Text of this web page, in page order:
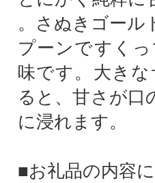
。さぬきゴール
プーンですく
味です。大き
ると、甘さが口
に浸れます。
■お礼品の内容